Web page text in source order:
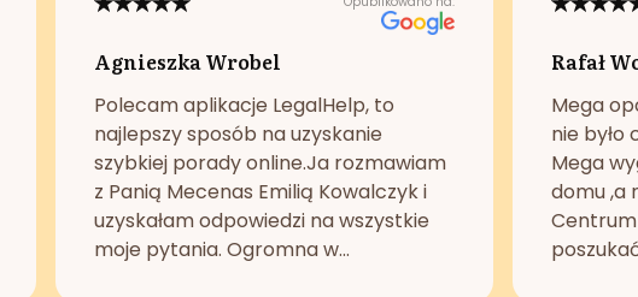
Agnieszka Wrobel
Polecam aplikacje LegalHelp, to
najlepszy sposób na uzyskanie
szybkiej porady online.Ja rozmawiam
z Panią Mecenas Emilią Kowalczyk i
uzyskałam odpowiedzi na wszystkie
moje pytania. Ogromna w...
Rafał
Mega
nie było
Mega
domu ,a